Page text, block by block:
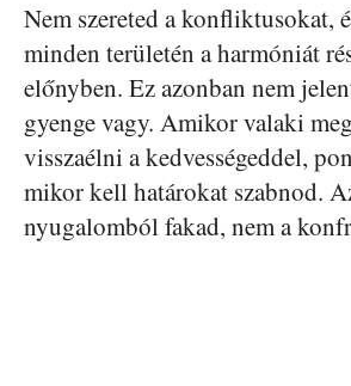
Nem szereted a konfliktusokat,
minden területén a harmóniát
előnyben. Ez azonban nem
gyenge vagy. Amikor valaki
visszaélni a kedvességeddel,
mikor kell határokat szabnod.
nyugalomból fakad, nem a